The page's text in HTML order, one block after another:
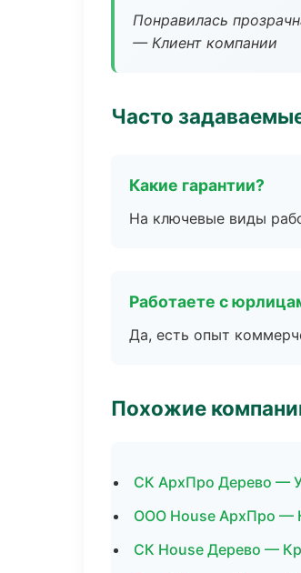
Понравилась
— Клиент компании
Часто
Какие гарантии?
На ключевые виды
Работаете с
Да, есть опыт
Похожие
СК АрхПро Дерево —
ООО House АрхПро —
СК House Дерево —